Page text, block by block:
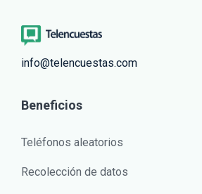
info@telencuestas.com
Beneficios
Teléfonos aleatorios
Recolección de datos